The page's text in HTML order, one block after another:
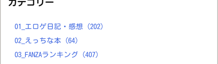
カテゴリー
01_エロゲ日記・感想
(202)
02_えっちな本
(64)
03_FANZAランキング
(407)